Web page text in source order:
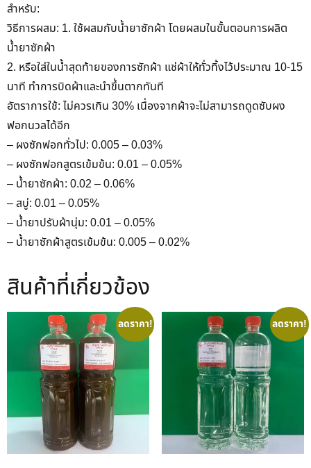
สำหรับ:
วิธีการผสม: 1. ใช้ผสมกับน้ำยาซักผ้า โดยผสมในขั้นตอนการผลิต
น้ำยาซักผ้า
2. หรือใส่ในน้ำสุดท้ายของการซักผ้า แช่ผ้าให้ทั่วทิ้งไว้ประมาณ 10-15
นาที ทำการบิดผ้าและนำขึ้นตากทันที
อัตราการใช้: ไม่ควรเกิน 30% เนื่องจากผ้าจะไม่สามารถดูดซับผง
ฟอกนวลได้อีก
– ผงซักฟอกทั่วไป: 0.005 – 0.03%
– ผงซักฟอกสูตรเข้มข้น: 0.01 – 0.05%
– น้ำยาซักผ้า: 0.02 – 0.06%
– สบู่: 0.01 – 0.05%
– น้ำยาปรับผ้านุ่ม: 0.01 – 0.05%
– น้ำยาซักผ้าสูตรเข้มข้น: 0.005 – 0.02%
สินค้าที่เกี่ยวข้อง
ลดราคา! ลดราคา!